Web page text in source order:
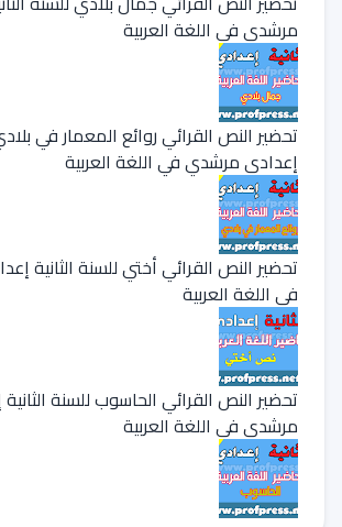
مرشدي في اللغة العربية
تحضير النص القرائي روائع المعمار في
إعدادي مرشدي في اللغة العربية
تحضير النص القرائي أختي للسنة الثانية
في اللغة العربية
تحضير النص القرائي الحاسوب للسنة
مرشدي في اللغة العربية